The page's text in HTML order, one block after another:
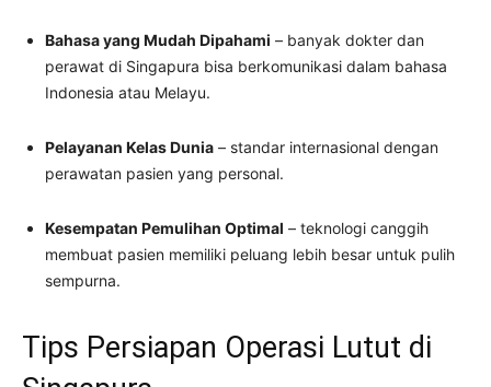
Bahasa yang Mudah Dipahami – banyak dokter dan
perawat di Singapura bisa berkomunikasi dalam bahasa
Indonesia atau Melayu.
Pelayanan Kelas Dunia – standar internasional dengan
perawatan pasien yang personal.
Kesempatan Pemulihan Optimal – teknologi canggih
membuat pasien memiliki peluang lebih besar untuk pulih
sempurna.
Tips Persiapan Operasi Lutut di